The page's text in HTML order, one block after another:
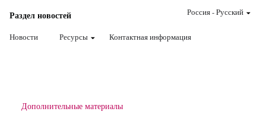
Раздел новостей
Новости Ресурсы Контактная информация
Россия-Pусский
Дополнительные материалы